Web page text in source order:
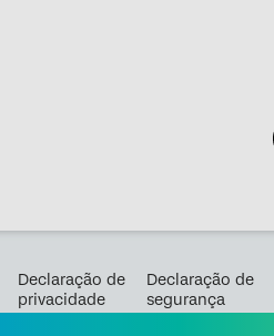
Declaração de
privacidade
Declaração de
segurança